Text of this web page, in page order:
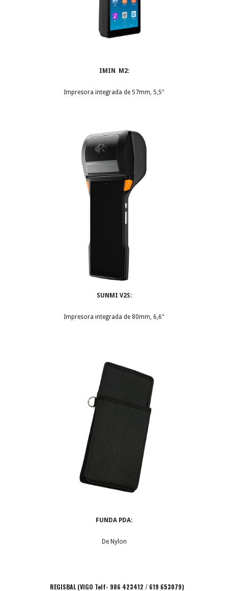
IMIN  M2:
Impresora integrada de 57mm, 5,5"
SUNMI V2S:
Impresora integrada de 80mm, 6,6"
FUNDA PDA:
De Nylon
REGISBAL (VIGO Telf- 986 423412 / 619 653079)